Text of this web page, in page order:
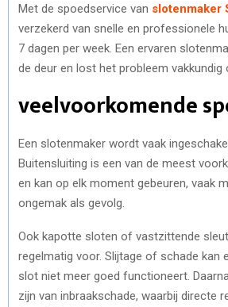
Met de spoedservice van slotenmaker
verzekerd van snelle en professionele
7 dagen per week. Een ervaren
de deur en lost het probleem vakkundig
veelvoorkomende
Een slotenmaker wordt vaak
Buitensluiting is een van de meest
en kan op elk moment gebeuren, vaak
ongemak als gevolg.
Ook kapotte sloten of vastzittende
regelmatig voor. Slijtage of schade kan
slot niet meer goed functioneert.
zijn van inbraakschade, waarbij directe